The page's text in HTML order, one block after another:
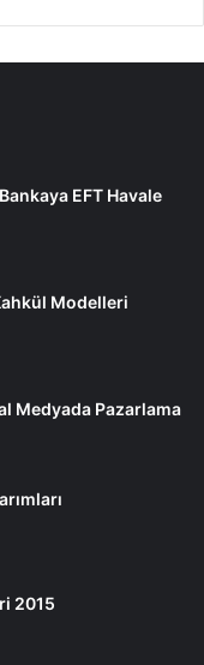
EFT Havale
Modelleri
Medyada Pazarlama
2015